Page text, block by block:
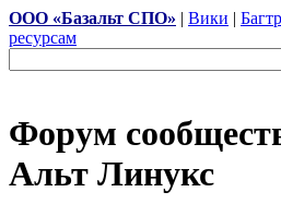
ООО «Базальт СПО» | Вики |
ресурсам
Форум
Альт Линукс